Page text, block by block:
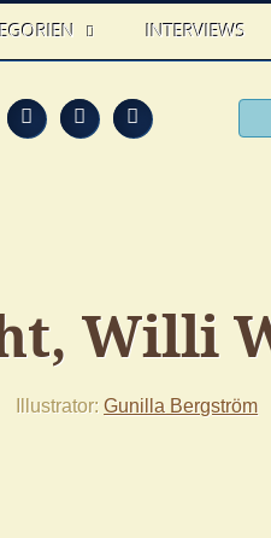
INTERVIEWS
Feed Facebook
Willi
Illustrator Gunilla Bergström